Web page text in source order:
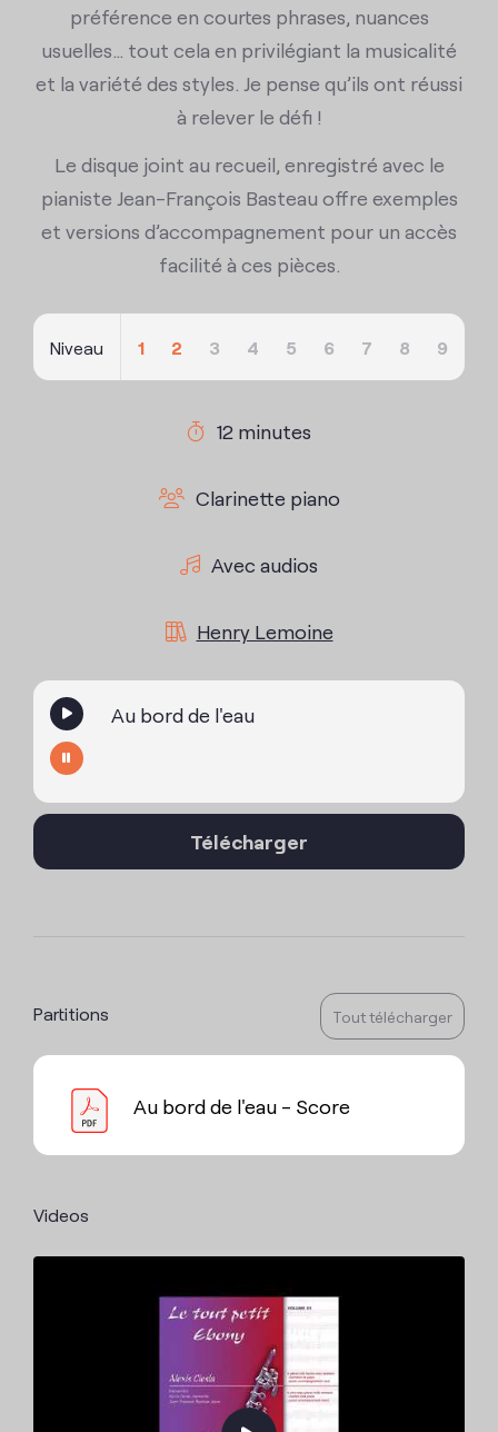
préférence en courtes phrases, nuances
usuelles… tout cela en privilégiant la musicalité
et la variété des styles. Je pense qu’ils ont réussi
à relever le défi !
Le disque joint au recueil, enregistré avec le
pianiste Jean-François Basteau offre exemples
et versions d’accompagnement pour un accès
facilité à ces pièces.
Niveau 1 2 3 4 5 6 7 8 9
12 minutes
Clarinette piano
Avec audios
Henry Lemoine
Au bord de l'eau
Télécharger
Partitions Tout télécharger
Au bord de l'eau - Score
Videos